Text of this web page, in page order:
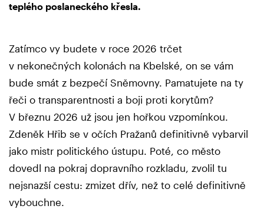
teplého poslaneckého křesla.
Zatímco vy budete v roce 2026 trčet
v nekonečných kolonách na Kbelské, on se vám
bude smát z bezpečí Sněmovny. Pamatujete na ty
řeči o transparentnosti a boji proti korytům?
V březnu 2026 už jsou jen hořkou vzpomínkou.
Zdeněk Hřib se v očích Pražanů definitivně vybarvil
jako mistr politického ústupu. Poté, co město
dovedl na pokraj dopravního rozkladu, zvolil tu
nejsnazší cestu: zmizet dřív, než to celé definitivně
vybouchne.